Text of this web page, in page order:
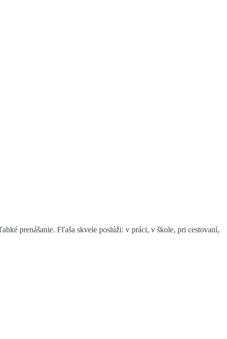
prenášanie. Fľaša skvele poslúži: v práci, v škole, pri cestovaní,